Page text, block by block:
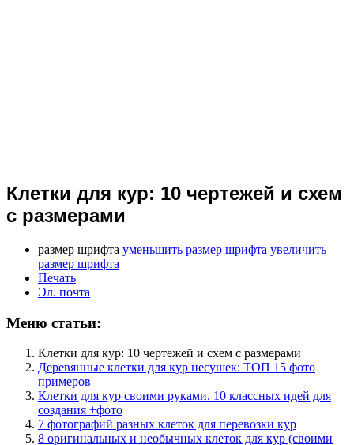
Клетки для кур: 10 чертежей и схем
с размерами
размер шрифта уменьшить размер шрифта увеличить
размер шрифта
Печать
Эл. почта
Меню статьи:
Клетки для кур: 10 чертежей и схем с размерами
Деревянные клетки для кур несушек: ТОП 15 фото
примеров
Клетки для кур своими руками. 10 классных идей для
создания +фото
7 фотографий разных клеток для перевозки кур
8 оригинальных и необычных клеток для кур (своими